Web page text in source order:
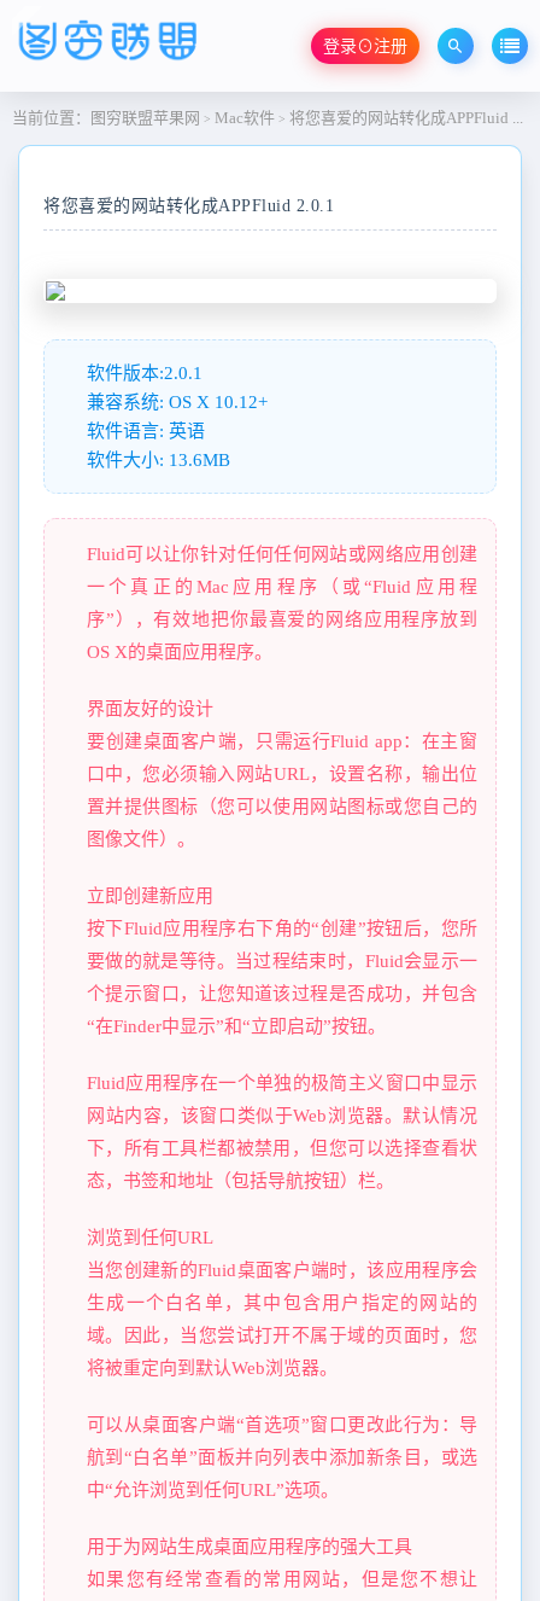
登录⊙注册
当前位置： 图穷联盟苹果网 > Mac软件 > 将您喜爱的网站转化成APPFluid 2.0.1
将您喜爱的网站转化成APPFluid 2.0.1
软件版本:2.0.1
兼容系统: OS X 10.12+
软件语言: 英语
软件大小: 13.6MB
Fluid可以让你针对任何任何网站或网络应用创建
一个真正的Mac应用程序（或“Fluid应用程
序”），有效地把你最喜爱的网络应用程序放到
OS X的桌面应用程序。
界面友好的设计
要创建桌面客户端，只需运行Fluid app：在主窗
口中，您必须输入网站URL，设置名称，输出位
置并提供图标（您可以使用网站图标或您自己的
图像文件）。
立即创建新应用
按下Fluid应用程序右下角的“创建”按钮后，您所
要做的就是等待。当过程结束时，Fluid会显示一
个提示窗口，让您知道该过程是否成功，并包含
“在Finder中显示”和“立即启动”按钮。
Fluid应用程序在一个单独的极简主义窗口中显示
网站内容，该窗口类似于Web浏览器。默认情况
下，所有工具栏都被禁用，但您可以选择查看状
态，书签和地址（包括导航按钮）栏。
浏览到任何URL
当您创建新的Fluid桌面客户端时，该应用程序会
生成一个白名单，其中包含用户指定的网站的
域。因此，当您尝试打开不属于域的页面时，您
将被重定向到默认Web浏览器。
可以从桌面客户端“首选项”窗口更改此行为：导
航到“白名单”面板并向列表中添加新条目，或选
中“允许浏览到任何URL”选项。
用于为网站生成桌面应用程序的强大工具
如果您有经常查看的常用网站，但是您不想让